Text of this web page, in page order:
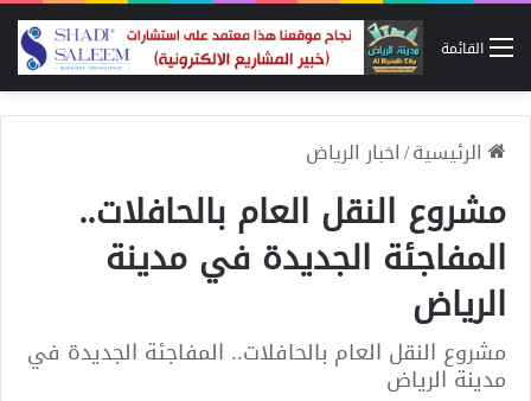
القائمة
الرئيسية/اخبار الرياض
مشروع النقل العام بالحافلات..
المفاجئة الجديدة في مدينة
الرياض
مشروع النقل العام بالحافلات.. المفاجئة الجديدة في
مدينة الرياض